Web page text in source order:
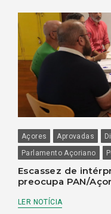
Açores Aprovadas
Parlamento Açoriano
Escassez de
preocupa PAN/
LER NOTÍCIA